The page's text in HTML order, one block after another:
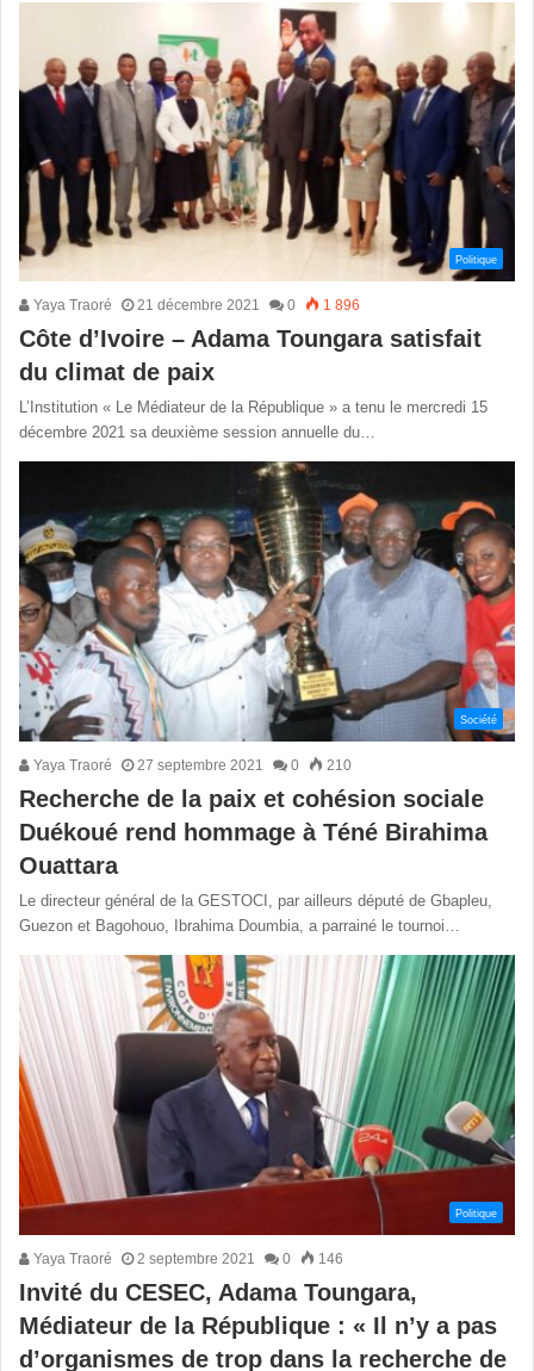
Politique
Yaya Traoré 21 décembre 2021 0 1 896
Côte d’Ivoire​ – Adama Toungara satisfait
du climat de paix ​
L’Institution «​ Le Médiateur de la République​ » a tenu le mercredi 15
décembre 2021 sa deuxième session annuelle du…
Société
Yaya Traoré 27 septembre 2021 0 210
Recherche de la paix et cohésion sociale
Duékoué rend hommage à Téné Birahima
Ouattara
Le directeur général de la GESTOCI, par ailleurs député de Gbapleu,
Guezon et Bagohouo, Ibrahima Doumbia, a parrainé le tournoi…
Politique
Yaya Traoré 2 septembre 2021 0 146
Invité du CESEC, Adama Toungara,
Médiateur de la République : « Il n’y a pas
d’organismes de trop dans la recherche de